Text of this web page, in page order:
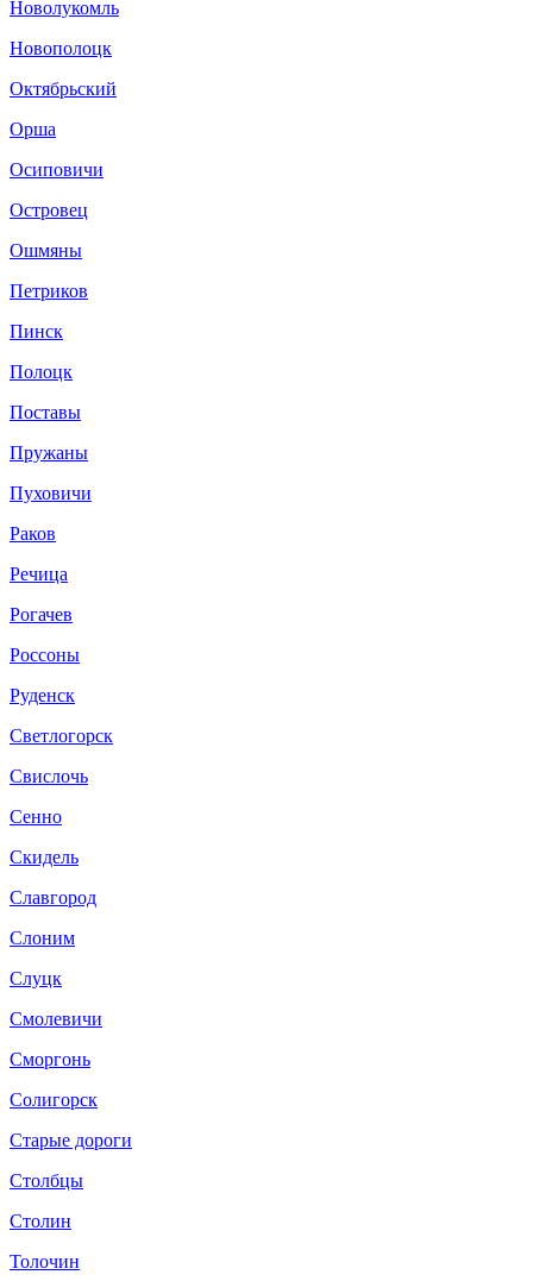
Новолукомль
Новополоцк
Октябрьский
Орша
Осиповичи
Островец
Ошмяны
Петриков
Пинск
Полоцк
Поставы
Пружаны
Пуховичи
Раков
Речица
Рогачев
Россоны
Руденск
Светлогорск
Свислочь
Сенно
Скидель
Славгород
Слоним
Слуцк
Смолевичи
Сморгонь
Солигорск
Старые дороги
Столбцы
Столин
Толочин